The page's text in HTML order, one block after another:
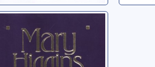
Tu m'appartiens
Clark, Mary Higgins